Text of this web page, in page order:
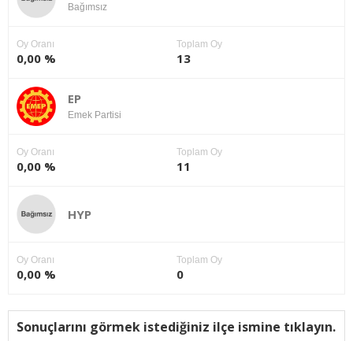
Bağımsız
Oy Oranı
0,00 %
Toplam Oy
13
EP
Emek Partisi
Oy Oranı
0,00 %
Toplam Oy
11
HYP
Oy Oranı
0,00 %
Toplam Oy
0
Sonuçlarını görmek istediğiniz ilçe ismine tıklayın.